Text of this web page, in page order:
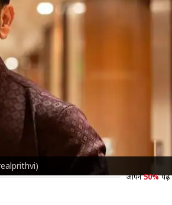
ने हाल ही में खुद को उपहार में
की कीमत 2.75 करोड़ रुपये है।
SgkzSD03ER
आपने 50% पढ़